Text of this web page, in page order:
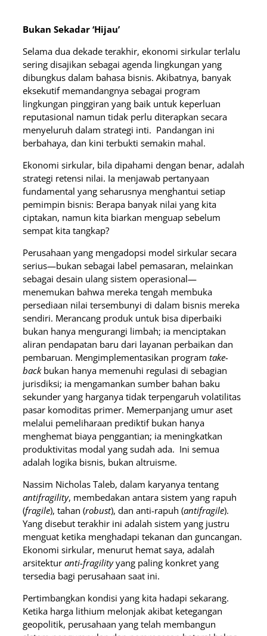
Bukan Sekadar ‘Hijau’
Selama dua dekade terakhir, ekonomi sirkular terlalu
sering disajikan sebagai agenda lingkungan yang
dibungkus dalam bahasa bisnis. Akibatnya, banyak
eksekutif memandangnya sebagai program
lingkungan pinggiran yang baik untuk keperluan
reputasional namun tidak perlu diterapkan secara
menyeluruh dalam strategi inti. Pandangan ini
berbahaya, dan kini terbukti semakin mahal.
Ekonomi sirkular, bila dipahami dengan benar, adalah
strategi retensi nilai. Ia menjawab pertanyaan
fundamental yang seharusnya menghantui setiap
pemimpin bisnis: Berapa banyak nilai yang kita
ciptakan, namun kita biarkan menguap sebelum
sempat kita tangkap?
Perusahaan yang mengadopsi model sirkular secara
serius—bukan sebagai label pemasaran, melainkan
sebagai desain ulang sistem operasional—
menemukan bahwa mereka tengah membuka
persediaan nilai tersembunyi di dalam bisnis mereka
sendiri. Merancang produk untuk bisa diperbaiki
bukan hanya mengurangi limbah; ia menciptakan
aliran pendapatan baru dari layanan perbaikan dan
pembaruan. Mengimplementasikan program take-
backbukan hanya memenuhi regulasi di sebagian
jurisdiksi; ia mengamankan sumber bahan baku
sekunder yang harganya tidak terpengaruh volatilitas
pasar komoditas primer. Memerpanjang umur aset
melalui pemeliharaan prediktif bukan hanya
menghemat biaya penggantian; ia meningkatkan
produktivitas modal yang sudah ada. Ini semua
adalah logika bisnis, bukan altruisme.
Nassim Nicholas Taleb, dalam karyanya tentang
antifragility, membedakan antara sistem yang rapuh
(fragile), tahan (robust), dan anti-rapuh (antifragile).
Yang disebut terakhir ini adalah sistem yang justru
menguat ketika menghadapi tekanan dan guncangan.
Ekonomi sirkular, menurut hemat saya, adalah
arsitektur anti-fragilityyang paling konkret yang
tersedia bagi perusahaan saat ini.
Pertimbangkan kondisi yang kita hadapi sekarang.
Ketika harga lithium melonjak akibat ketegangan
geopolitik, perusahaan yang telah membangun